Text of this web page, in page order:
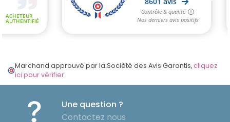
Marchand approuvé par la Société des Avis Garantis,cliquez
ici pour vérifier.
Une question ?
Contactez nous